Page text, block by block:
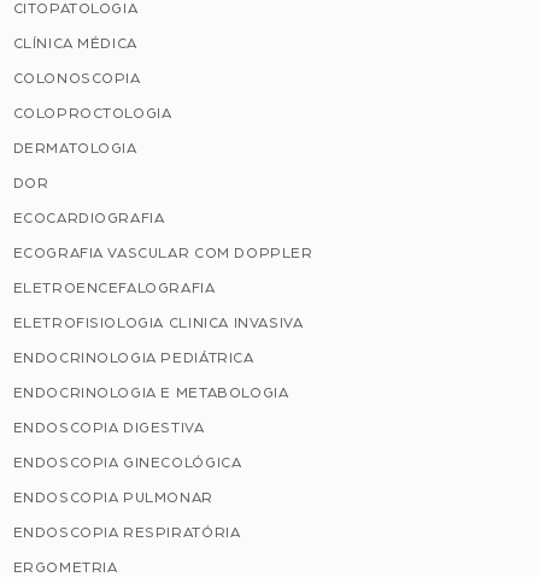
CITOPATOLOGIA
CLÍNICA MÉDICA
COLONOSCOPIA
COLOPROCTOLOGIA
DERMATOLOGIA
DOR
ECOCARDIOGRAFIA
ECOGRAFIA VASCULAR COM DOPPLER
ELETROENCEFALOGRAFIA
ELETROFISIOLOGIA CLINICA INVASIVA
ENDOCRINOLOGIA PEDIÁTRICA
ENDOCRINOLOGIA E METABOLOGIA
ENDOSCOPIA DIGESTIVA
ENDOSCOPIA GINECOLÓGICA
ENDOSCOPIA PULMONAR
ENDOSCOPIA RESPIRATÓRIA
ERGOMETRIA